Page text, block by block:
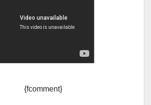
{fcomment}